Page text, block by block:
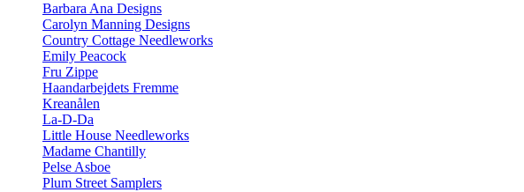
Barbara Ana Designs
Carolyn Manning Designs
Country Cottage Needleworks
Emily Peacock
Fru Zippe
Haandarbejdets Fremme
Kreanålen
La-D-Da
Little House Needleworks
Madame Chantilly
Pelse Asboe
Plum Street Samplers